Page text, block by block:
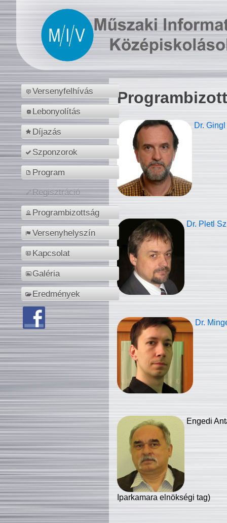
Versenyfelhívás
Lebonyolítás
Díjazás
Szponzorok
Program
Regisztráció
Programbizottság
Versenyhelyszín
Kapcsolat
Galéria
Eredmények
Dr.
Dr. Pletl
Dr.
Engedi
Iparkamara elnökségi tag)